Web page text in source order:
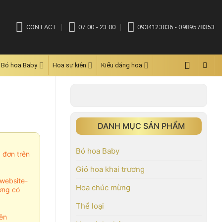
CONTACT 07:00 - 23:00 0934123036 - 0989578353
Bó hoa Baby Hoa sự kiện Kiểu dáng hoa
DANH MỤC SẢN PHẨM
Bó hoa Baby
Giỏ hoa khai trương
Hoa chúc mừng
Thể loại
đơn trên
có